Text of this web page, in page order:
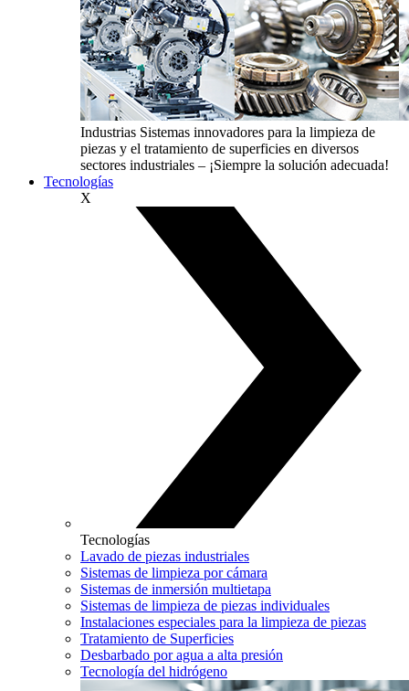
Industrias Sistemas innovadores para la limpieza de
piezas y el tratamiento de superficies en diversos
sectores industriales – ¡Siempre la solución adecuada!
Tecnologías
X
Tecnologías
Lavado de piezas industriales
Sistemas de limpieza por cámara
Sistemas de inmersión multietapa
Sistemas de limpieza de piezas individuales
Instalaciones especiales para la limpieza de piezas
Tratamiento de Superficies
Desbarbado por agua a alta presión
Tecnología del hidrógeno